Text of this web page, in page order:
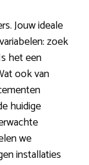
Jouw ideale
zoek
het een
ook van
huidige
we
installaties